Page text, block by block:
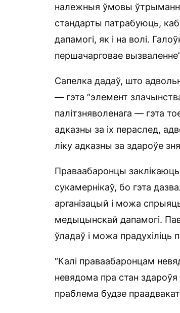
належныя ўмовы
стандарты патрабуюць,
дапамогі, як і на волі.
першачарговае
Сапелка дадаў, што
— гэта “элемент
палітзняволенага — гэта
адказны за іх пераслед,
ліку адказны за здароўе
Праваабаронцы
сукамернікаў, бо гэта
арганізацый і можа
медыцынскай дапамогі.
ўладаў і можа прадухіліць
“Калі праваабаронцам
невядома пра стан
праблема будзе